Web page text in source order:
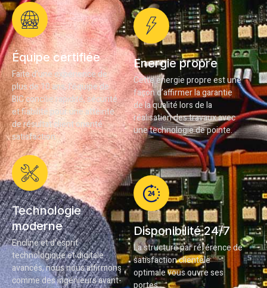
Équipe certifiée
Faite d’une expérience de
plus de 10 ans, l’équipe de
BIC concilie rapidité, sécurité
et fiabilité pour une atteinte
de résultat client orienté
satisfaction.
Energie propre
Cette énergie propre est une
façon d’affirmer la garantie
de la qualité lors de la
réalisation des travaux avec
une technologie de pointe.
Technologie
moderne
Encline et d’esprit
technologique et digitale
avancés, nous nous affirmons
comme des ingénieurs avant-
Disponibilité 24/7
La structure par référence de
satisfaction clientèle
optimale vous ouvre ses
portes…